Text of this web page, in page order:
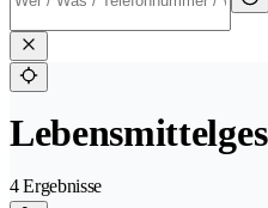
4 Ergebnisse